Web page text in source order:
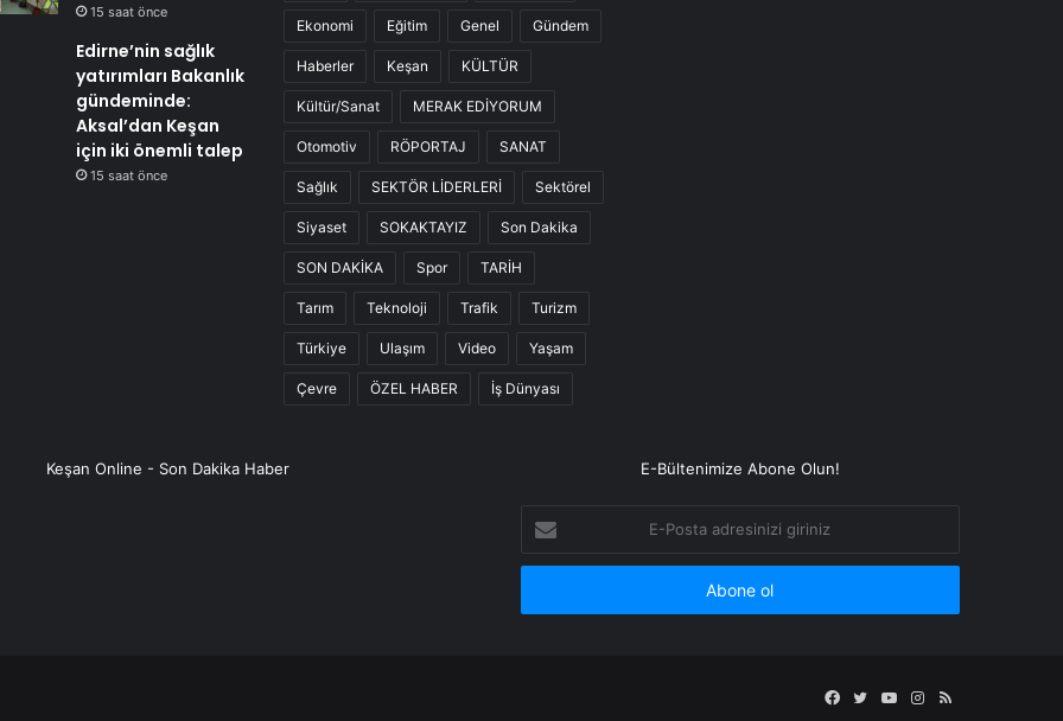
15 saat önce
Edirne’nin sağlık
yatırımları Bakanlık
gündeminde:
Aksal’dan Keşan
için iki önemli talep
15 saat önce
Ekonomi Eğitim Genel Gündem
Haberler Keşan KÜLTÜR
Kültür/Sanat MERAK EDİYORUM
Otomotiv RÖPORTAJ SANAT
Sağlık SEKTÖR LİDERLERİ Sektörel
Siyaset SOKAKTAYIZ Son Dakika
SON DAKİKA Spor TARİH
Tarım Teknoloji Trafik Turizm
Türkiye Ulaşım Video Yaşam
Çevre ÖZEL HABER İş Dünyası
Keşan Online - Son Dakika Haber E-Bültenimize Abone Olun!
Posta
adresinizi
Facebook
TwitterYouTubeInstagram